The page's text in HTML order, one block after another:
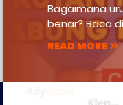
Bagaimana
benar? Baca
READ MORE